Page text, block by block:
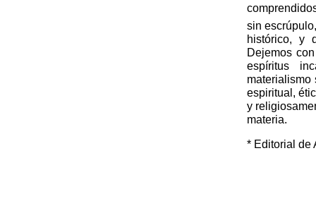
sin
histórico, y
Dejemos
espíritus
espiritual,
y
materia.
* Editorial de